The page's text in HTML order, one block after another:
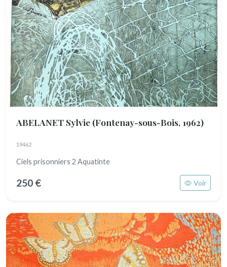
ABELANET Sylvie (Fontenay-sous-Bois, 1962)
19462
Ciels prisonniers 2 Aquatinte
250 € Voir